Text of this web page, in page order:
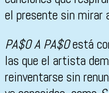
el presente sin mirar
PA$O A PA$Oestá
las que el artista
reinventarse sin